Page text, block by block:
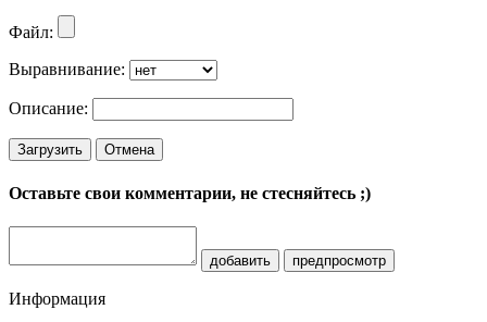
Файл:
Выравнивание:
Описание:
Загрузить Отмена
Оставьте свои комментарии, не стесняйтесь ;)
добавить предпросмотр
Информация